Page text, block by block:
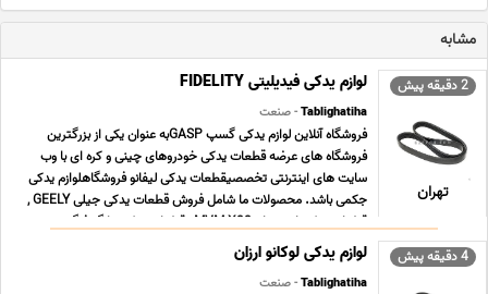
مشابه
2 دقیقه پیش
تهران
لوازم یدکی فیدیلیتی FIDELITY
Tablighatiha- صنعت
فروشگاه آنلاین لوازم یدکی گسپ GASPبه عنوان یکی از بزرگترین
فروشگاه های عرضه قطعات یدکی خودروهای چینی و کره ای با وب
سایت های اینترنتی تخصصیقطعات یدکی لیفانو فروشگاهلوازم یدکی
جکمی باشد. محصولات ما شامل فروش قطعات یدکی جیلی GEELY ,
قطعات یدکی ام وی ام MVM X33 , قطعات یدکی دانگ فنگ ... ...
4 دقیقه پیش لوازم یدکی لوکانو ارزان
Tablighatiha- صنعت